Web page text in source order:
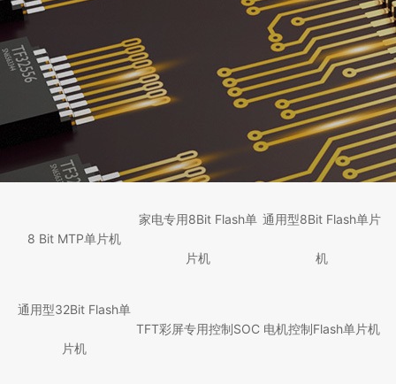
8 Bit MTP单片机
家电专用8Bit Flash单
片机
通用型8Bit Flash单片
机
通用型32Bit Flash单
片机
TFT彩屏专用控制SOC 电机控制Flash单片机